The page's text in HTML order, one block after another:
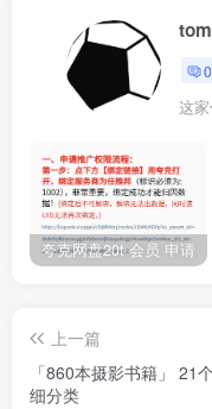
0
这
夸克网盘20t 会员 申请
上一篇
「860本摄影书籍」 21
细分类